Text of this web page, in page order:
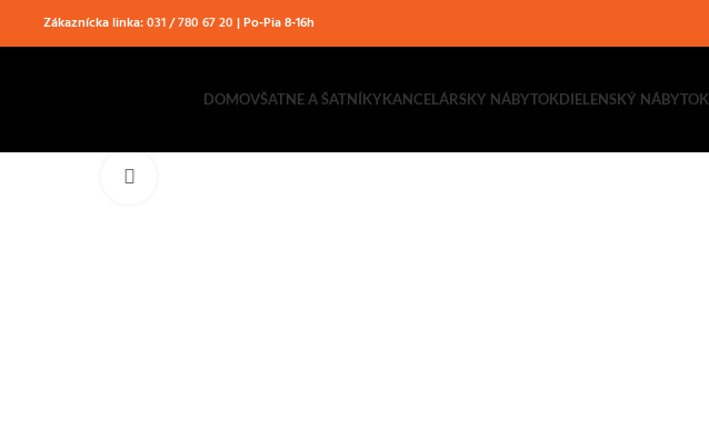
Zákaznícka linka:031 / 780 67 20 | Po-Pia 8-16h
DOMOVŠATNE A ŠATNÍKYKANCELÁRSKY NÁBYTOKDIELENSKÝ NÁBYTOK